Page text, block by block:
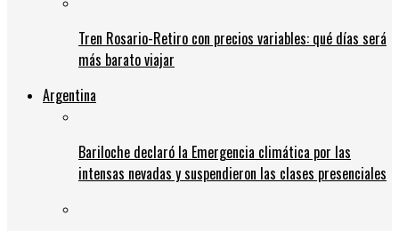
Tren Rosario-Retiro con precios variables: qué días será
más barato viajar
Argentina
Bariloche declaró la Emergencia climática por las
intensas nevadas y suspendieron las clases presenciales